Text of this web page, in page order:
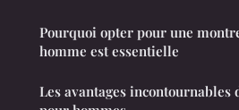
Pourquoi opter pour une
homme est essentielle
Les avantages incontournables